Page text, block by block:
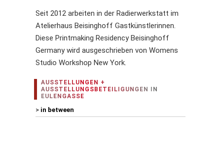
Seit 2012 arbeiten in der Radierwerkstatt im
Atelierhaus Beisinghoff Gastkünstlerinnen.
Diese Printmaking Residency Beisinghoff
Germany wird ausgeschrieben von Womens
Studio Workshop New York.
AUSSTELLUNGEN +
AUSSTELLUNGSBETEILIGUNGEN IN
EULENGASSE
> in between